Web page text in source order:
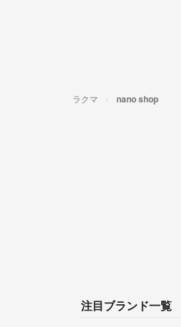
ラクマ nano shop
注目ブランド一覧